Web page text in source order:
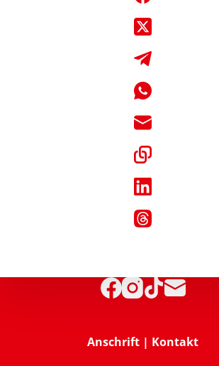
Anschrift | Kontakt